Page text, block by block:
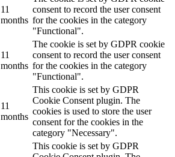
11
months
consent to record the user consent
for the cookies in the category
"Functional".
11
months
The cookie is set by GDPR cookie
consent to record the user consent
for the cookies in the category
"Functional".
11
months
This cookie is set by GDPR
Cookie Consent plugin. The
cookies is used to store the user
consent for the cookies in the
category "Necessary".
This cookie is set by GDPR